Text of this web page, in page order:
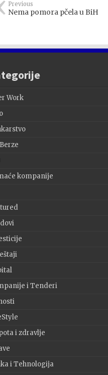
Previous
Nema pomora pčela u BiH
Work
kompanije
i Tenderi
i zdravlje
i Tehnologija